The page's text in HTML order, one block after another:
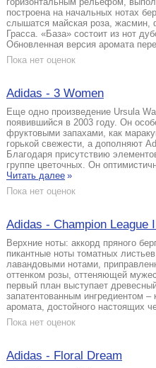
построена на начальных нотах
слышатся майская роза, жасмин,
Грасса. «База» состоит из нот
Обновленная версия аромата
Пока нет оценок
Adidas - 3 Women
Еще одно произведение Ursula
появившийся в 2003 году. Он
фруктовыми запахами, как
горькой свежести, а дополняют
Благодаря присутствию
группе цветочных. Он
Читать далее »
Пока нет оценок
Adidas - Champion League
Верхние ноты: аккорд пряного
пикантные ноты томатных
лавандовыми нотами,
оттенком розы, оттеняющей
первый план выступает
запатентованным ингредиентом
аромата, достойного настоящих
Пока нет оценок
Adidas - Floral Dream